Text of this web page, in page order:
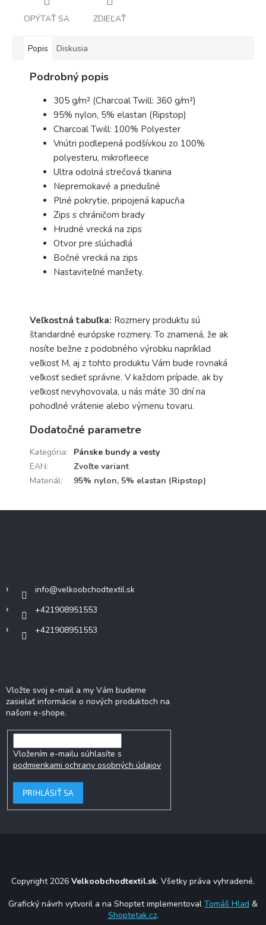
OPÝTAŤ SA ZDIEĽAŤ
Popis Diskusia
Podrobný popis
305 g/m² (Charcoal Twill: 360 g/m²)
95% nylon, 5% elastan (Ripstop)
Charcoal Twill: 100% Polyester
Vnútri podlepená podšívkou zo 100%
polyesteru, mikrofleece
Ultra odolná strečová tkanina
Nepremokavé a priedušné
Plné pokrytie, pripojená kapucňa
Zips s chráničom brady
Hrudné vrecká na zips
Otvor pre slúchadlá
Bočné vrecká na zips
Nastaviteľné manžety.
Veľkostná tabuľka: Rozmery produktu sú
štandardné európske rozmery. To znamená, že ak
nosíte bežne z podobného výrobku napríklad
veľkosť M, aj z tohto produktu Vám bude rovnaká
veľkosť sedieť správne. V každom prípade, ak by
veľkosť nevyhovovala, u nás máte 30 dní na
pohodlné vrátenie alebo výmenu tovaru.
Dodatočné parametre
Kategória:
Pánske bundy a vesty
EAN:
Zvoľte variant
Materiál: 95% nylon, 5% elastan (Ripstop)
info@velkoobchodtextil.sk
+421908951553
+421908951553
Vložte svoj e-mail a my Vám budeme
zasielať informácie o nových produktoch na
našom e-shope.
Vložením e-mailu súhlasíte s
podmienkami ochrany osobných údajov
PRIHLÁSIŤ SA
Copyright 2026 Velkoobchodtextil.sk. Všetky práva vyhradené.
Grafický návrh vytvoril a na Shoptet implementoval Tomáš Hlad &
Shoptetak.cz.